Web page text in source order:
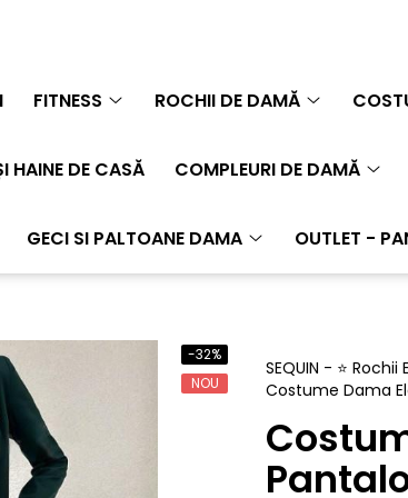
FITNESS ROCHII DE DAMĂ
HAINE DE CASĂ COMPLEURI DE DAMĂ
GECI SI PALTOANE DAMA OUTLET -
SEQUIN - ⭐️
Costume Dama
-32%
NOU